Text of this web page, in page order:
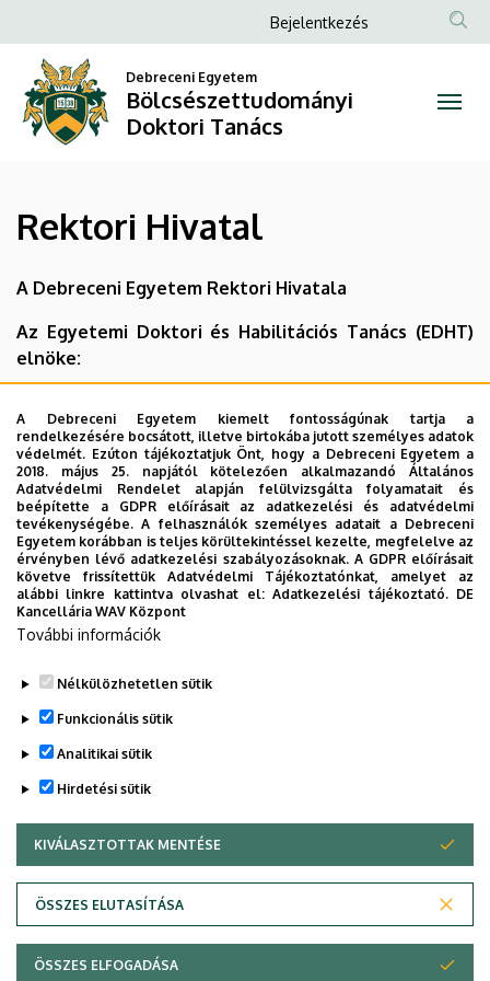
Hivatal
Bölcsészettudományi
Doktori
Tanács
a
tartalomra
Anonim
fiók
menüje
Bejelentkezés
Debreceni Egyetem
Bölcsészettudományi
Doktori Tanács
Rektori Hivatal
A Debreceni Egyetem Rektori Hivatala
Az Egyetemi Doktori és Habilitációs Tanács (EDHT)
elnöke:
tudományos rektorhelyettes
(science@admin.unideb.hu)
A Debreceni Egyetem Bölcsészettudományi Karának
Dékáni Hivatala
A Bölcsészettudományi Doktori Tanács (BDT) elnöke:
Prof. Dr. Hoffmann István egyetemi tanár
Legutóbbi frissítés: 2024. 04. 16. 16:50
Adatvédelem
A Debreceni Egyetem kiemelt fontosságúnak tartja a
rendelkezésére bocsátott, illetve birtokába jutott személyes adatok
védelmét. Ezúton tájékoztatjuk Önt, hogy a Debreceni Egyetem a
2018. május 25. napjától kötelezően alkalmazandó Általános
Adatvédelmi Rendelet alapján felülvizsgálta folyamatait és
beépítette a GDPR előírásait az adatkezelési és adatvédelmi
tevékenységébe. A felhasználók személyes adatait a Debreceni
Egyetem korábban is teljes körültekintéssel kezelte, megfelelve az
érvényben lévő adatkezelési szabályozásoknak. A GDPR előírásait
követve frissítettük Adatvédelmi Tájékoztatónkat, amelyet az
alábbi linkre kattintva olvashat el:Adatkezelési tájékoztató. DE
Kancellária WAV Központ
További információk
Nélkülözhetetlen sütik
Funkcionális sütik
Analitikai sütik
Hirdetési sütik
KIVÁLASZTOTTAK MENTÉSE
ÖSSZES ELUTASÍTÁSA
WITHDRAW CONSENT
ÖSSZES ELFOGADÁSA